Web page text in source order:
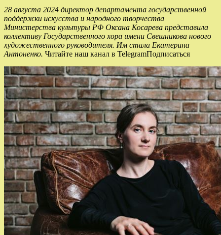
28 августа 2024 директор департамента государственной
поддержки искусства и народного творчества
Министерства культуры РФ Оксана Косарева представила
коллективу Государственного хора имени Свешникова нового
художественного руководителя. Им стала Екатерина
Антоненко. Читайте наш канал в TelegramПодписаться